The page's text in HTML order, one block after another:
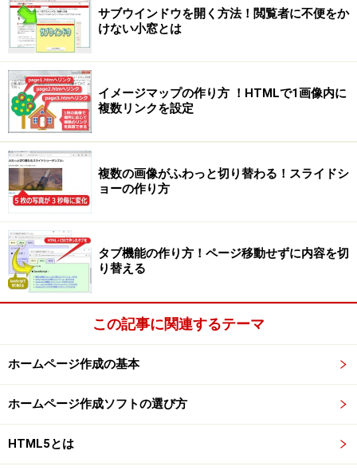
table関連要素を駆使する書き方いろいろ
HTML5で表を作るtable関連タグの意味と書
き方の基礎
シンプルな3行×3列の表を作るHTMLソースは下記の通り
です。使っているタグは、表全体を作るtable、行を作る
tr、セルを作るtdの3つだけです。
<table>
<tr><td>A1</td><td>B1</td><td>C1</td></
<tr><td>A2</td><td>B2</td><td>C2</td></
<tr>
<td>A3</td><td>B3</td><td>C3</td>
表を作るHTMLソースは一見すると複雑に感じられるか
る内容は主に以下の4点です。構造さえ分かれば、とて
も簡単です。
表の全体を、
1行の全体を、<tr>タグと</tr>タグで囲む。※上記ソ
サブウインドウを開く方法！閲覧者に不便をか
けない小窓とは
イメージマップの作り方 ！HTMLで1画像内に
複数リンクを設定
複数の画像がふわっと切り替わる！スライドシ
ョーの作り方
タブ機能の作り方！ページ移動せずに内容を切
り替える
この記事に関連するテーマ
ホームページ作成の基本
ホームページ作成ソフトの選び方
HTML5とは